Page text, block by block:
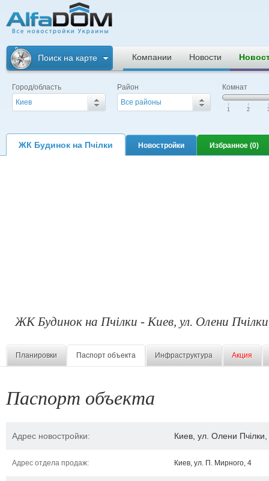
новостройки
Украины
Поиск на карте Компании Новости
Город/область
Киев
Район
Все районы
Комнат
|
1
|
2
|
ЖК Будинок на Пчілки Новостройки Избранное (0)
ЖК Будинок на Пчілки - Киев, ул. Олени
Планировки Паспорт объекта Инфраструктура Акция
Паспорт объекта
Адрес новостройки: Киев, ул. Олени Пчілки,
Адрес отдела продаж: Киев, ул. П. Мирного, 4